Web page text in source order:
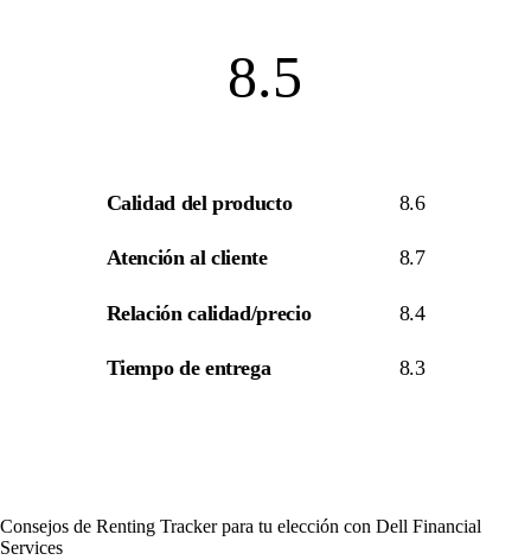
8.5
Calidad del producto 8.6
Atención al cliente 8.7
Relación calidad/precio 8.4
Tiempo de entrega 8.3
Consejos de Renting Tracker para tu elección con Dell Financial
Services